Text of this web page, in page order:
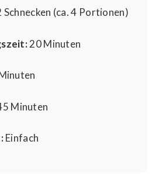
Schnecken (ca. 4 Portionen)
20 Minuten
Minuten
Einfach